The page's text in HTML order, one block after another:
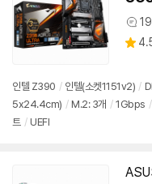
상
품
19
별
인텔 Z390 / 인텔(소켓1151v2) /
5x24.4cm) / M.2: 3개 / 1Gbps /
트 / UEFI